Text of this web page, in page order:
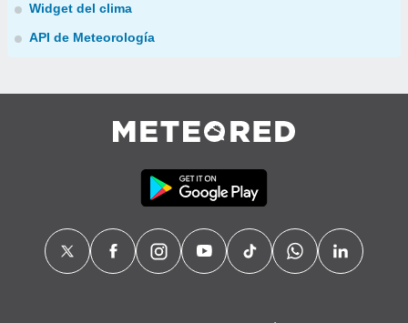
Widget del clima
API de Meteorología